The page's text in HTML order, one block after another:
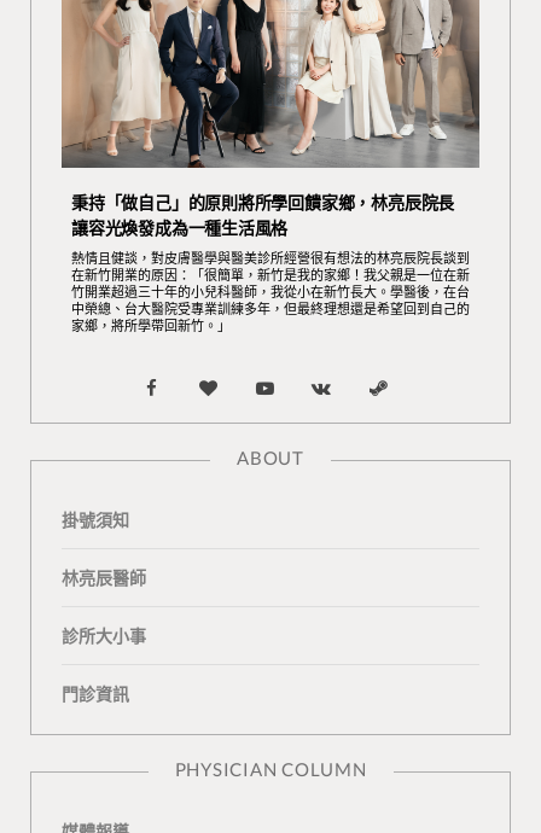
秉持「做自己」的原則將所學回饋家鄉，林亮辰院長
讓容光煥發成為一種生活風格
熱情且健談，對皮膚醫學與醫美診所經營很有想法的林亮辰院長談到
在新竹開業的原因：「很簡單，新竹是我的家鄉！我父親是一位在新
竹開業超過三十年的小兒科醫師，我從小在新竹長大。學醫後，在台
中榮總、台大醫院受專業訓練多年，但最終理想還是希望回到自己的
家鄉，將所學帶回新竹。」
F
a
B
l
Y
o
V
K
S
t
ABOUT
掛號須知
林亮辰醫師
診所大小事
門診資訊
PHYSICIAN COLUMN